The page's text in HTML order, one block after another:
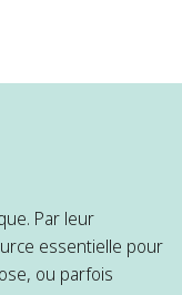
Par leur
essentielle pour
ou parfois